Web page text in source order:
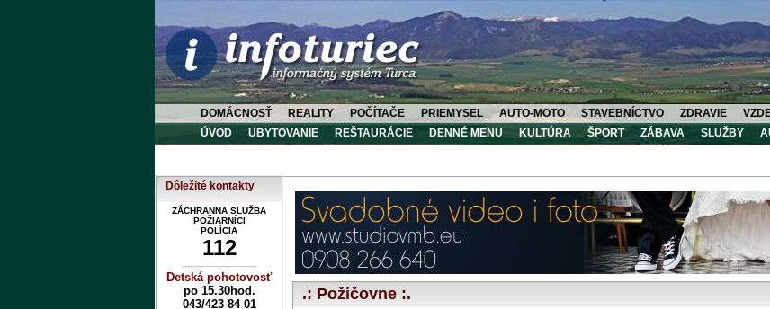
DOMÁCNOSŤ REALITY POČÍTAČE PRIEMYSEL AUTO-MOTO STAVEBNÍCTVO ZDRAVIE
ÚVOD
UBYTOVANIE REŠTAURÁCIE DENNÉ MENU KULTÚRA ŠPORT ZÁBAVA SLUŽBY
Dôležité kontakty
ZÁCHRANNA SLUŽBA
POŽIARNÍCI
POLÍCIA
112
----------------------------
Detská pohotovosť
po 15.30hod.
043/423 84 01
.: Požičovne :.